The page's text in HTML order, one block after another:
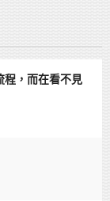
程，而在看不見